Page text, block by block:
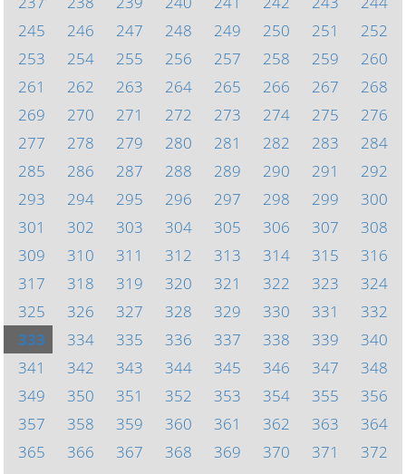
245
246 247 248 249 250 251
252
253
254 255 256 257 258 259
260
261
262 263 264 265 266 267
268
269
270 271 272 273 274 275
276
277
278 279 280 281 282 283
284
285
286 287 288 289 290 291
292
293
294 295 296 297 298 299
300
301
302 303 304 305 306 307
308
309
310 311 312 313 314 315
316
317
318 319 320 321 322 323
324
325
326 327 328 329 330 331
332
333
334 335 336 337 338 339
340
341
342 343 344 345 346 347
348
349
350 351 352 353 354 355
356
357
358 359 360 361 362 363
364
365
366 367 368 369 370 371
372